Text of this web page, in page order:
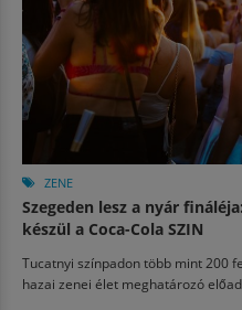
ZENE
Szegeden lesz a nyár
készül a Coca-Cola SZIN
Tucatnyi színpadon több mint 200
hazai zenei élet meghatározó